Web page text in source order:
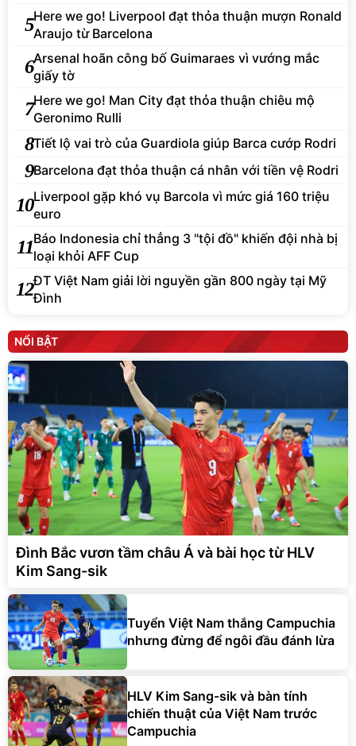
5Here we go! Liverpool đạt thỏa thuận mượn Ronald
Araujo từ Barcelona
6Arsenal hoãn công bố Guimaraes vì vướng mắc
giấy tờ
7Here we go! Man City đạt thỏa thuận chiêu mộ
Geronimo Rulli
8Tiết lộ vai trò của Guardiola giúp Barca cướp Rodri
9Barcelona đạt thỏa thuận cá nhân với tiền vệ Rodri
10Liverpool gặp khó vụ Barcola vì mức giá 160 triệu
euro
11Báo Indonesia chỉ thẳng 3 "tội đồ" khiến đội nhà bị
loại khỏi AFF Cup
12ĐT Việt Nam giải lời nguyền gần 800 ngày tại Mỹ
Đình
NỔI BẬT
Đình Bắc vươn tầm châu Á và bài học từ HLV
Kim Sang-sik
Tuyển Việt Nam thắng Campuchia
nhưng đừng để ngôi đầu đánh lừa
HLV Kim Sang-sik và bàn tính
chiến thuật của Việt Nam trước
Campuchia